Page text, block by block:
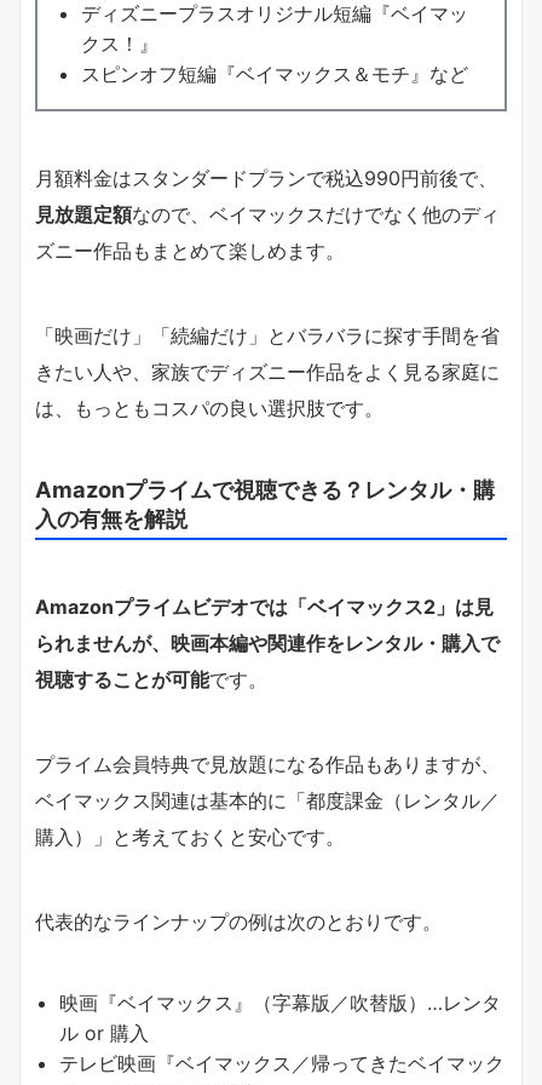
ディズニープラスオリジナル短編『ベイマッ
クス！』
スピンオフ短編『ベイマックス＆モチ』など
月額料金はスタンダードプランで税込990円前後で、
見放題定額なので、ベイマックスだけでなく他のディ
ズニー作品もまとめて楽しめます。
「映画だけ」「続編だけ」とバラバラに探す手間を省
きたい人や、家族でディズニー作品をよく見る家庭に
は、もっともコスパの良い選択肢です。
Amazonプライムで視聴できる？レンタル・購
入の有無を解説
Amazonプライムビデオでは「ベイマックス2」は見
られませんが、映画本編や関連作をレンタル・購入で
視聴することが可能です。
プライム会員特典で見放題になる作品もありますが、
ベイマックス関連は基本的に「都度課金（レンタル／
購入）」と考えておくと安心です。
代表的なラインナップの例は次のとおりです。
映画『ベイマックス』（字幕版／吹替版）…レンタ
ル or 購入
テレビ映画『ベイマックス／帰ってきたベイマック